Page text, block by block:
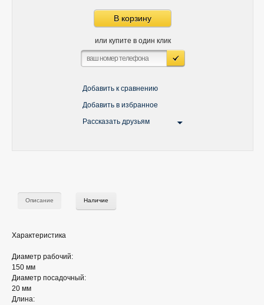
В корзину
или купите в один клик
Добавить к сравнению
Добавить в избранное
Рассказать друзьям
Описание Наличие
Характеристика
Диаметр рабочий:
150 мм
Диаметр посадочный:
20 мм
Длина: